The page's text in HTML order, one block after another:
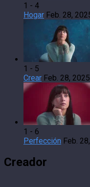
1 - 4
Hogar Feb. 28,
1 - 5
Crear Feb. 28, 2025
1 - 6
Perfección Feb.
Creador